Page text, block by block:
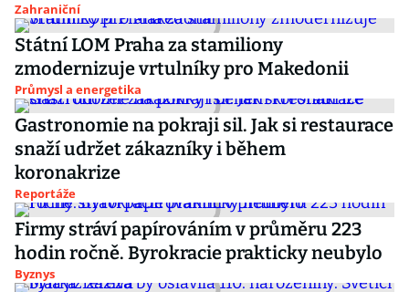
Zahraniční
Státní LOM Praha za stamiliony
zmodernizuje vrtulníky pro Makedonii
Průmysl a energetika
Gastronomie na pokraji sil. Jak si restaurace
snaží udržet zákazníky i během
koronakrize
Reportáže
Firmy stráví papírováním v průměru 223
hodin ročně. Byrokracie prakticky neubylo
Byznys